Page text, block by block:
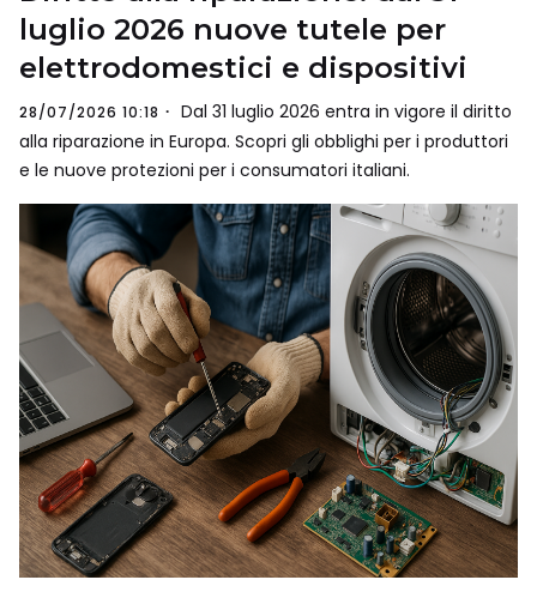
luglio 2026 nuove tutele per
elettrodomestici e dispositivi
28/07/2026 10:18
Dal 31 luglio 2026 entra in vigore il diritto
alla riparazione in Europa. Scopri gli obblighi per i produttori
e le nuove protezioni per i consumatori italiani.